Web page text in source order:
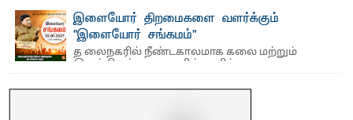
மற்றும் சிறப்புப் பரிசுகள்
எம்.வை. அமீர்- ஒ லுவிலில் அமைந்துள்ள தென்கிழக்குப்
பல்கலைக்கழகத்தின் 18ஆவது பொதுப் பட்டமளிப்பு விழா ...
இளையோர் திறமைகளை வளர்க்கும்
"இளையோர் சங்கமம்"
த லைநகரில் நீண்டகாலமாக கலை மற்றும்
இலக்கியத் துறைகளில் தனித்துவமான
பணிகளை முன்னெடுத்து வரும் புதிய ...